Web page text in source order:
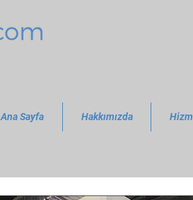
Ana Sayfa Hakkımızda